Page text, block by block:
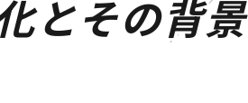
る技術者育成の重要性
とその背景